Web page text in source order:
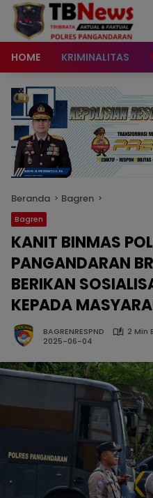
content
HOME KRIMINALITAS
Beranda Bagren
Bagren
KANIT BINMAS
PANGANDARAN
BERIKAN
KEPADA
BAGRENRESPND
2 Min
2025-06-04